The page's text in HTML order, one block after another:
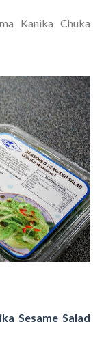
Kanika Chuka
Sesame Salad